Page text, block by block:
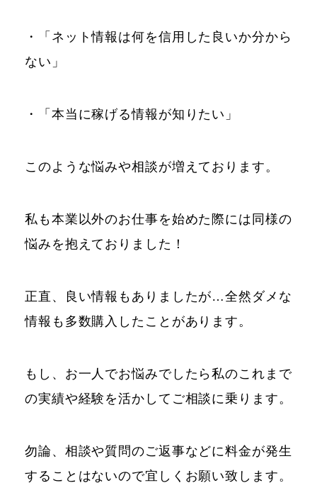
・「ネット情報は何を信用した良いか分から
ない」
・「本当に稼げる情報が知りたい」
このような悩みや相談が増えております。
私も本業以外のお仕事を始めた際には同様の
悩みを抱えておりました！
正直、良い情報もありましたが…全然ダメな
情報も多数購入したことがあります。
もし、お一人でお悩みでしたら私のこれまで
の実績や経験を活かしてご相談に乗ります。
勿論、相談や質問のご返事などに料金が発生
することはないので宜しくお願い致します。